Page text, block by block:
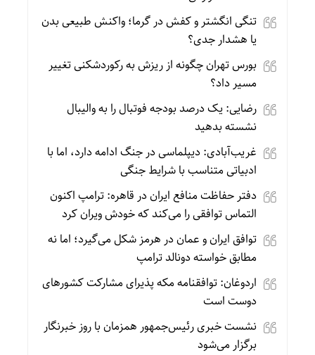
تنگی انگشتر و کفش در گرما؛ واکنش طبیعی بدن
یا هشدار جدی؟
بورس تهران چگونه از ریزش به رکوردشکنی تغییر
مسیر داد؟
رضایی: یک درصد بودجه فوتبال را به والیبال
نشسته بدهید
غریب‌آبادی: دیپلماسی در جنگ ادامه دارد، اما با
ادبیاتی متناسب با شرایط جنگی
دفتر حفاظت منافع ایران در قاهره: ترامپ اکنون
التماس توافقی را می‌کند که خودش ویران کرد
توافق ایران و عمان در هرمز شکل می‌گیرد؛ اما نه
مطابق خواسته دونالد ترامپ
اردوغان: توافقنامه مکه پذیرای مشارکت کشورهای
دوست است
نشست خبری رئیس‌جمهور همزمان با روز خبرنگار
برگزار می‌شود